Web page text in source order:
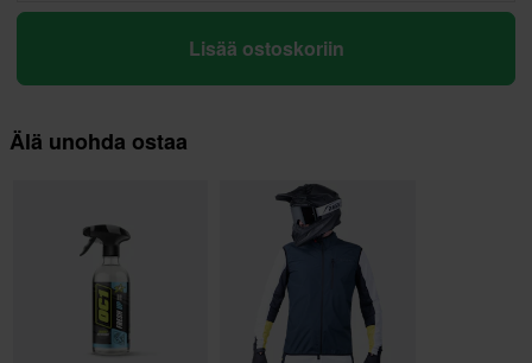
Lisää ostoskoriin
Älä unohda ostaa